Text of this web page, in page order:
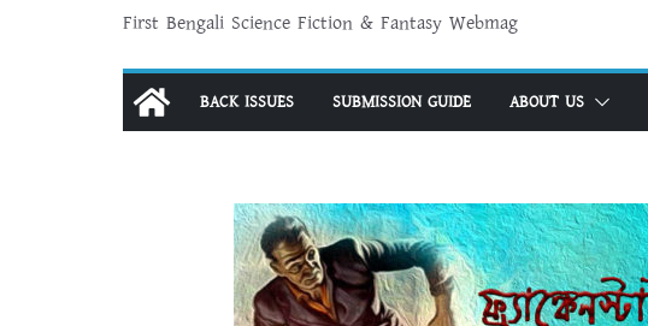
First Bengali Science Fiction & Fantasy Webmag
BACK ISSUES SUBMISSION GUIDE ABOUT US